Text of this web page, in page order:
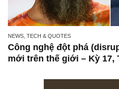
NEWS, TECH & QUOTES
mới trên thế giới – Kỳ